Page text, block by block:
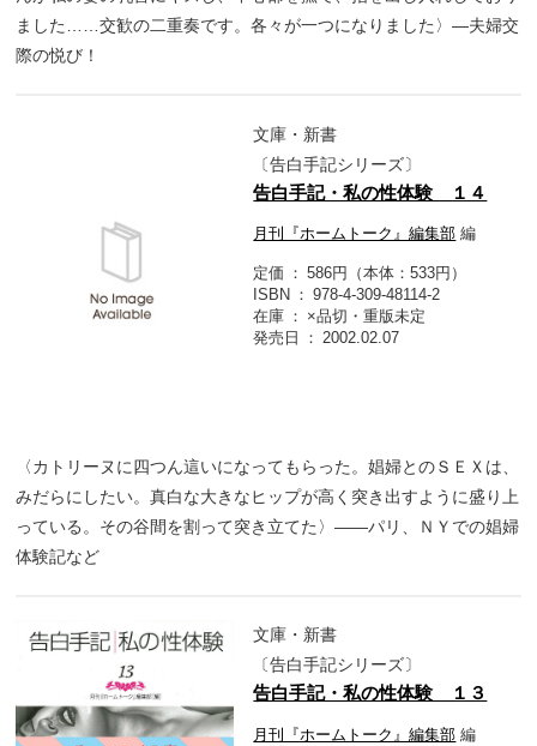
ました……交歓の二重奏です。各々が一つになりました〉―夫婦交
際の悦び！
文庫・新書
〔告白手記シリーズ〕
告白手記・私の性体験 １４
月刊『ホームトーク』編集部 編
定価
586円（本体：533円）
ISBN
978-4-309-48114-2
在庫
×品切・重版未定
発売日
2002.02.07
〈カトリーヌに四つん這いになってもらった。娼婦とのＳＥＸは、
みだらにしたい。真白な大きなヒップが高く突き出すように盛り上
っている。その谷間を割って突き立てた〉――パリ、ＮＹでの娼婦
体験記など
文庫・新書
〔告白手記シリーズ〕
告白手記・私の性体験 １３
月刊『ホームトーク』編集部 編